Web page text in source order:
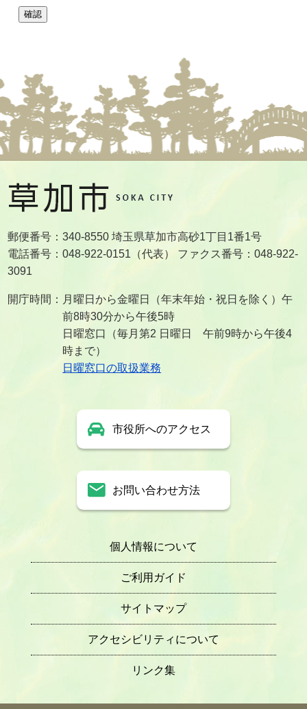
郵便番号：340-8550 埼玉県草加市高砂1丁目1番1号
電話番号：048-922-0151（代表） ファクス番号：048-922-
3091
開庁時間：月曜日から金曜日（年末年始・祝日を除く）午
前8時30分から午後5時
日曜窓口（毎月第2 日曜日 午前9時から午後4
時まで）
日曜窓口の取扱業務
市役所へのアクセス
お問い合わせ方法
個人情報について
ご利用ガイド
サイトマップ
アクセシビリティについて
リンク集